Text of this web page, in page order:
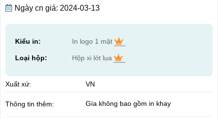
Ngày cn giá: 2024-03-13
Kiểu in: In logo 1 mặt
Loại hộp: Hộp xi lót lụa
Xuất xứ: VN
Thông tin thêm: Gía không bao gồm in khay